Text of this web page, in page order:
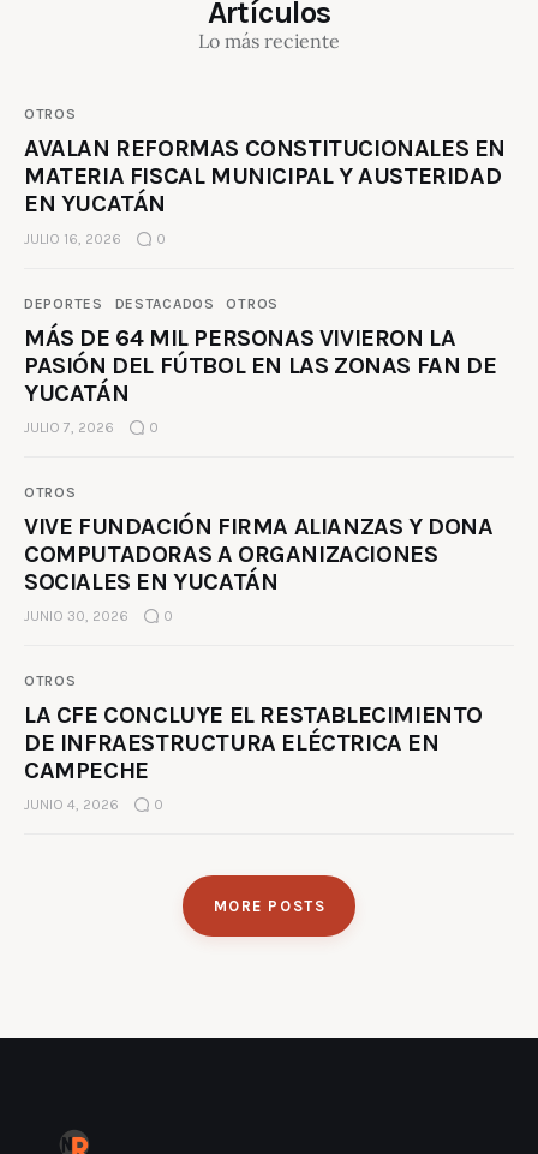
Artículos
Lo más reciente
OTROS
AVALAN REFORMAS CONSTITUCIONALES EN
MATERIA FISCAL MUNICIPAL Y AUSTERIDAD
EN YUCATÁN
JULIO 16, 2026 0
DEPORTES DESTACADOS OTROS
MÁS DE 64 MIL PERSONAS VIVIERON LA
PASIÓN DEL FÚTBOL EN LAS ZONAS FAN DE
YUCATÁN
JULIO 7, 2026 0
OTROS
VIVE FUNDACIÓN FIRMA ALIANZAS Y DONA
COMPUTADORAS A ORGANIZACIONES
SOCIALES EN YUCATÁN
JUNIO 30, 2026 0
OTROS
LA CFE CONCLUYE EL RESTABLECIMIENTO
DE INFRAESTRUCTURA ELÉCTRICA EN
CAMPECHE
JUNIO 4, 2026 0
MORE POSTS